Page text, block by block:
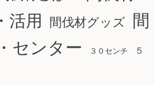
活用
間伐材グッズ
間
センター
３０センチ
５